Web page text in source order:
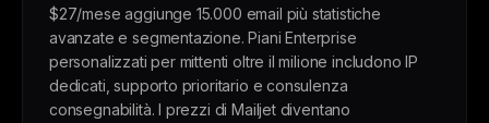
$27/mese aggiunge 15.000 email più statistiche
avanzate e segmentazione. Piani Enterprise
personalizzati per mittenti oltre il milione includono IP
dedicati, supporto prioritario e consulenza
consegnabilità. I prezzi di Mailjet diventano